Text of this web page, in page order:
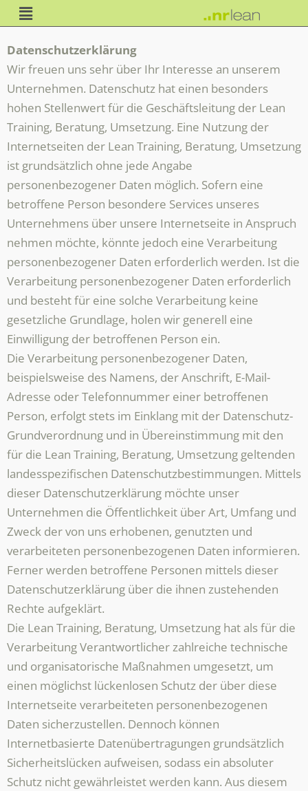
Datenschutzerklärung
Wir freuen uns sehr über Ihr Interesse an unserem
Unternehmen. Datenschutz hat einen besonders
hohen Stellenwert für die Geschäftsleitung der Lean
Training, Beratung, Umsetzung. Eine Nutzung der
Internetseiten der Lean Training, Beratung, Umsetzung
ist grundsätzlich ohne jede Angabe
personenbezogener Daten möglich. Sofern eine
betroffene Person besondere Services unseres
Unternehmens über unsere Internetseite in Anspruch
nehmen möchte, könnte jedoch eine Verarbeitung
personenbezogener Daten erforderlich werden. Ist die
Verarbeitung personenbezogener Daten erforderlich
und besteht für eine solche Verarbeitung keine
gesetzliche Grundlage, holen wir generell eine
Einwilligung der betroffenen Person ein.
Die Verarbeitung personenbezogener Daten,
beispielsweise des Namens, der Anschrift, E-Mail-
Adresse oder Telefonnummer einer betroffenen
Person, erfolgt stets im Einklang mit der Datenschutz-
Grundverordnung und in Übereinstimmung mit den
für die Lean Training, Beratung, Umsetzung geltenden
landesspezifischen Datenschutzbestimmungen. Mittels
dieser Datenschutzerklärung möchte unser
Unternehmen die Öffentlichkeit über Art, Umfang und
Zweck der von uns erhobenen, genutzten und
verarbeiteten personenbezogenen Daten informieren.
Ferner werden betroffene Personen mittels dieser
Datenschutzerklärung über die ihnen zustehenden
Rechte aufgeklärt.
Die Lean Training, Beratung, Umsetzung hat als für die
Verarbeitung Verantwortlicher zahlreiche technische
und organisatorische Maßnahmen umgesetzt, um
einen möglichst lückenlosen Schutz der über diese
Internetseite verarbeiteten personenbezogenen
Daten sicherzustellen. Dennoch können
Internetbasierte Datenübertragungen grundsätzlich
Sicherheitslücken aufweisen, sodass ein absoluter
Schutz nicht gewährleistet werden kann. Aus diesem